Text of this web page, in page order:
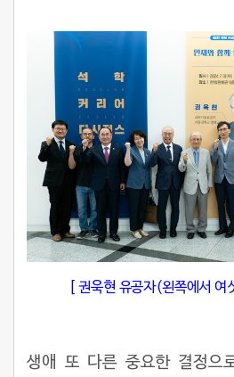
[ 권욱현 유공자(왼쪽에서 여
생애 또 다른 중요한 결정으